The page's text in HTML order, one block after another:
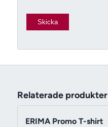
Relaterade produkter
ERIMA Promo T-shirt